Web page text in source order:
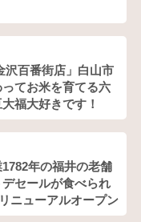
沢百番街店」白山市
てお米を育てる六
福大好きです！
1782年の福井の老舗
セールが食べられ
ニューアルオープン